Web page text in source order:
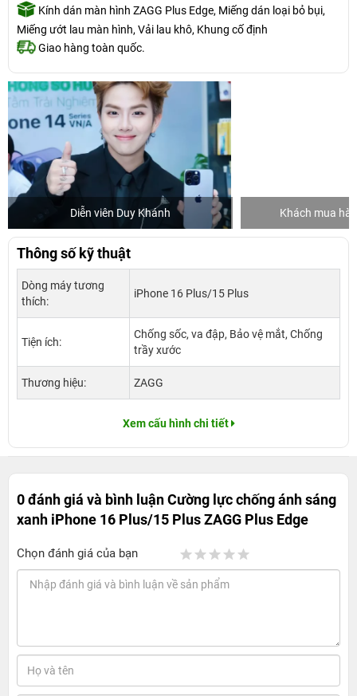
Kính dán màn hình ZAGG Plus Edge, Miếng dán loại bỏ bụi,
Miếng ướt lau màn hình, Vải lau khô, Khung cố định
Giao hàng toàn quốc.
Diễn viên Duy Khánh Khách mua
Thông số kỹ thuật
Dòng máy tương
thích:
iPhone 16 Plus/15 Plus
Tiện ích:
Chống sốc, va đập, Bảo vệ mắt, Chống
trầy xước
Thương hiệu: ZAGG
Xem cấu hình chi tiết
0 đánh giá và bình luậnCường lực chống ánh sáng
xanh iPhone 16 Plus/15 Plus ZAGG Plus Edge
Chọn đánh giá của bạn